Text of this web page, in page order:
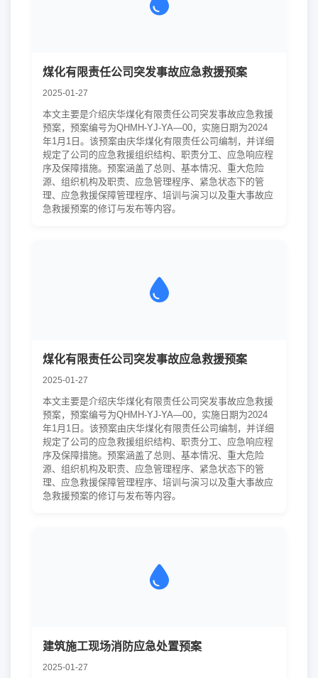
煤化有限责任公司突发事故应急救援预案
2025-01-27
本文主要是介绍庆华煤化有限责任公司突发事故应急救援
预案，预案编号为QHMH-YJ-YA—00，实施日期为2024
年1月1日。该预案由庆华煤化有限责任公司编制，并详细
规定了公司的应急救援组织结构、职责分工、应急响应程
序及保障措施。预案涵盖了总则、基本情况、重大危险
源、组织机构及职责、应急管理程序、紧急状态下的管
理、应急救援保障管理程序、培训与演习以及重大事故应
急救援预案的修订与发布等内容。
煤化有限责任公司突发事故应急救援预案
2025-01-27
本文主要是介绍庆华煤化有限责任公司突发事故应急救援
预案，预案编号为QHMH-YJ-YA—00，实施日期为2024
年1月1日。该预案由庆华煤化有限责任公司编制，并详细
规定了公司的应急救援组织结构、职责分工、应急响应程
序及保障措施。预案涵盖了总则、基本情况、重大危险
源、组织机构及职责、应急管理程序、紧急状态下的管
理、应急救援保障管理程序、培训与演习以及重大事故应
急救援预案的修订与发布等内容。
建筑施工现场消防应急处置预案
2025-01-27